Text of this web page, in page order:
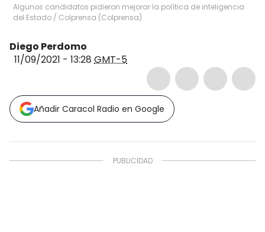
Algunos candidatos pidieron mejorar la política de inteligencia
del Estado / Colprensa (Colprensa)
Diego Perdomo
11/09/2021 - 13:28 GMT-5
Añadir Caracol Radio en Google